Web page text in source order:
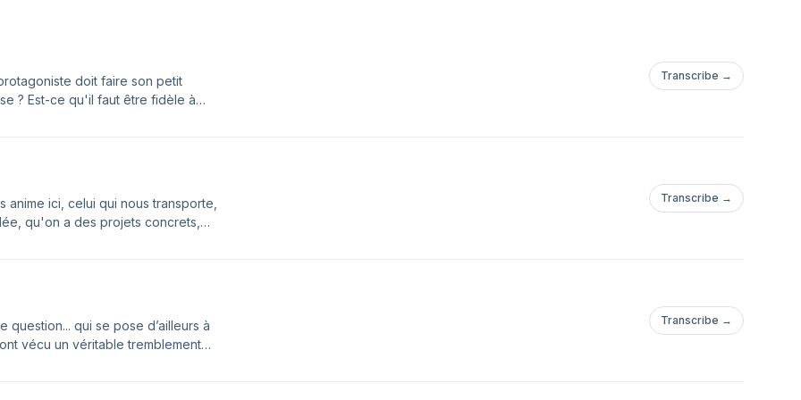
doit faire son petit
? Est-ce qu'il faut être fidèle à
privacy pour plus d'informations.
Transcribe →
anime ici, celui qui nous transporte,
qu'on a des projets concrets,
par Acast. Visitez
Transcribe →
question... qui se pose d’ailleurs à
vécu un véritable tremblement
Transcribe →